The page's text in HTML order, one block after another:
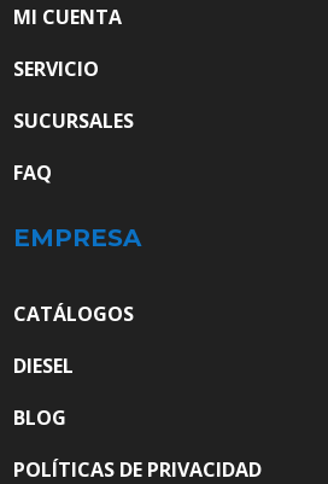
MI CUENTA
SERVICIO
SUCURSALES
FAQ
EMPRESA
CATÁLOGOS
DIESEL
BLOG
POLÍTICAS DE PRIVACIDAD